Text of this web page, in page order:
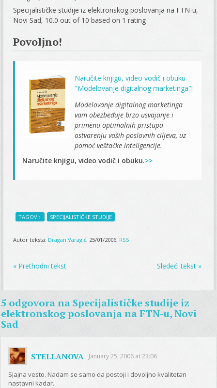
Specijalističke studije iz elektronskog poslovanja na FTN-u,
Novi Sad, 10.0 out of 10 based on 1 rating
Povoljno!
Naručite knjigu, video vodič i obuku
"Modelovanje digitalnog marketinga"!
Modelovanje digitalnog marketinga
vam obezbeđuje brzo usvajanje i
primenu optimalnih pristupa
ostvarenju vaših poslovnih ciljeva, uz
pomoć veštačke inteligencije.
Naručite knjigu, video vodič i obuku.>>
TAGOVI: SPECIJALISTIČKE STUDIJE
Autor teksta: Dragan Varagić, 25/01/2006, RSS
« Prethodni tekst Sledeći tekst »
5 odgovora na Specijalističke studije iz
elektronskog poslovanja na FTN-u, Novi
Sad
STELLANOVA January 25, 2006 at 23:06
Sjajna vesto. Nadam se samo da postoji i dovoljno kvalitetan
nastavni kadar.